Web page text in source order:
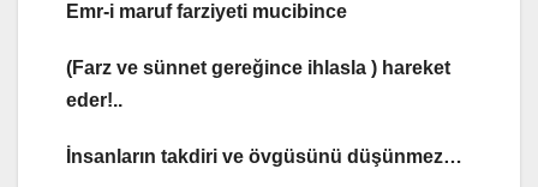
Emr-i maruf farziyeti mucibince
(Farz ve sünnet gereğince ihlasla ) hareket
eder!..
İnsanların takdiri ve övgüsünü düşünmez…